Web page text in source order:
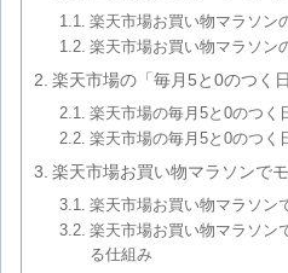
楽天市場お買い物マラソン
楽天市場お買い物マラソン
楽天市場の「毎月5と0のつく
楽天市場の毎月5と0のつく
楽天市場の毎月5と0のつく
楽天市場お買い物マラソンで
楽天市場お買い物マラソン
楽天市場お買い物マラソン
る仕組み